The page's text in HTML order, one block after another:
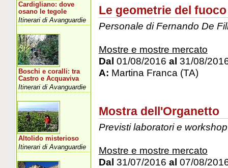
Le geometrie del fuoco
Personale di Fernando De
Mostre e mostre mercato
Dal 01/08/2016 al 31/08/
A: Martina Franca (TA)
Mostra dell'Organetto
Previsti laboratori e workshop
Mostre e mostre mercato
Dal 31/07/2016 al 07/08/
Cardigliano: dove
osano le tegole
Itinerari di Avanguardie
Boschi e coralli: tra
Castro e Acquaviva
Itinerari di Avanguardie
Altolido misterioso
Itinerari di Avanguardie